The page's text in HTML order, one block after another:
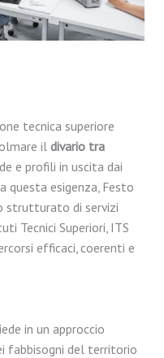
tecnica superiore
il divario tra
e profili in uscita dai
questa esigenza, Festo
strutturato di servizi
Tecnici Superiori, ITS
efficaci, coerenti e
in un approccio
fabbisogni del territorio